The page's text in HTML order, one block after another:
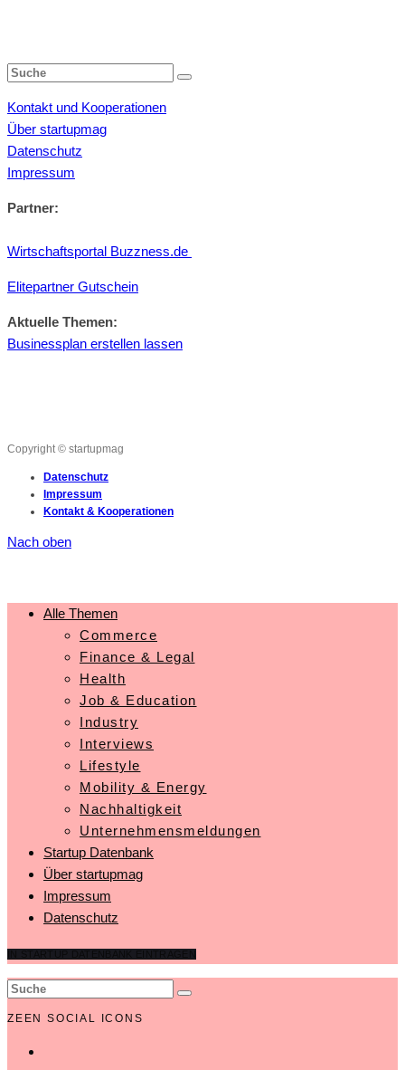
Kontakt und Kooperationen
Über startupmag
Datenschutz
Impressum
Partner:
Wirtschaftsportal Buzzness.de
Elitepartner Gutschein
Aktuelle Themen:
Businessplan erstellen lassen
Copyright © startupmag
Datenschutz
Impressum
Kontakt & Kooperationen
Nach oben
Alle Themen
Commerce
Finance & Legal
Health
Job & Education
Industry
Interviews
Lifestyle
Mobility & Energy
Nachhaltigkeit
Unternehmensmeldungen
Startup Datenbank
Über startupmag
Impressum
Datenschutz
ZEEN SOCIAL ICONS